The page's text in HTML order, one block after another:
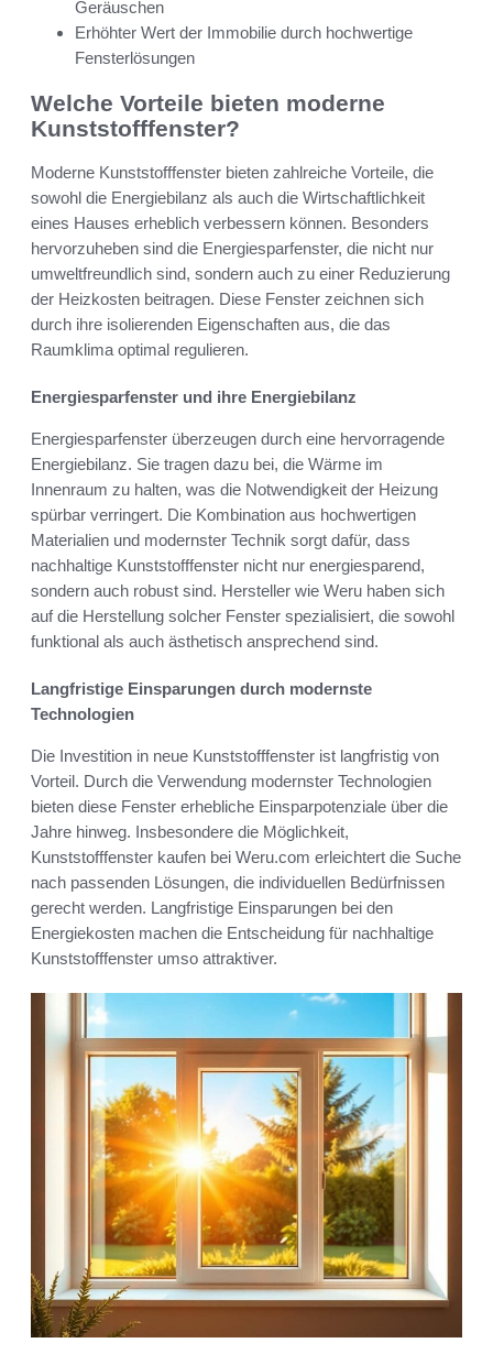
Geräuschen
Erhöhter Wert der Immobilie durch hochwertige
Fensterlösungen
Welche Vorteile bieten moderne
Kunststofffenster?
Moderne Kunststofffenster bieten zahlreiche Vorteile, die
sowohl die Energiebilanz als auch die Wirtschaftlichkeit
eines Hauses erheblich verbessern können. Besonders
hervorzuheben sind die Energiesparfenster, die nicht nur
umweltfreundlich sind, sondern auch zu einer Reduzierung
der Heizkosten beitragen. Diese Fenster zeichnen sich
durch ihre isolierenden Eigenschaften aus, die das
Raumklima optimal regulieren.
Energiesparfenster und ihre Energiebilanz
Energiesparfenster überzeugen durch eine hervorragende
Energiebilanz. Sie tragen dazu bei, die Wärme im
Innenraum zu halten, was die Notwendigkeit der Heizung
spürbar verringert. Die Kombination aus hochwertigen
Materialien und modernster Technik sorgt dafür, dass
nachhaltige Kunststofffenster nicht nur energiesparend,
sondern auch robust sind. Hersteller wie Weru haben sich
auf die Herstellung solcher Fenster spezialisiert, die sowohl
funktional als auch ästhetisch ansprechend sind.
Langfristige Einsparungen durch modernste
Technologien
Die Investition in neue Kunststofffenster ist langfristig von
Vorteil. Durch die Verwendung modernster Technologien
bieten diese Fenster erhebliche Einsparpotenziale über die
Jahre hinweg. Insbesondere die Möglichkeit,
Kunststofffenster kaufen bei Weru.com erleichtert die Suche
nach passenden Lösungen, die individuellen Bedürfnissen
gerecht werden. Langfristige Einsparungen bei den
Energiekosten machen die Entscheidung für nachhaltige
Kunststofffenster umso attraktiver.